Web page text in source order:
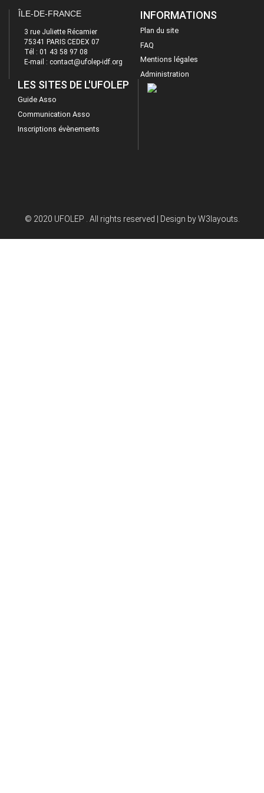
ÎLE-DE-FRANCE
3 rue Juliette Récamier
75341 PARIS CEDEX 07
Tél : 01 43 58 97 08
E-mail : contact@ufolep-idf.org
INFORMATIONS
Plan du site
FAQ
Mentions légales
Administration
LES SITES DE L'UFOLEP
Guide Asso
Communication Asso
Inscriptions évènements
© 2020 UFOLEP . All rights reserved | Design byW3layouts.